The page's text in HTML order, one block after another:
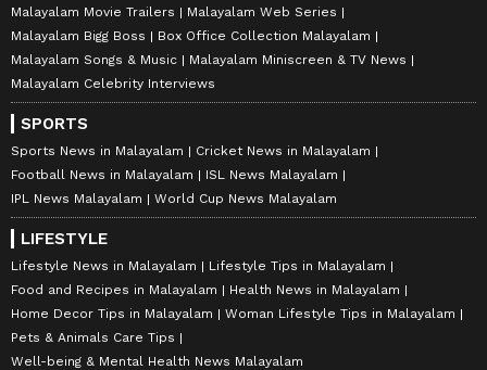
Malayalam Movie Trailers
Malayalam Web Series
Malayalam Bigg Boss
Box Office Collection Malayalam
Malayalam Songs & Music
Malayalam Miniscreen & TV News
Malayalam Celebrity Interviews
SPORTS
Sports News in Malayalam
Cricket News in Malayalam
Football News in Malayalam
ISL News Malayalam
IPL News Malayalam
World Cup News Malayalam
LIFESTYLE
Lifestyle News in Malayalam
Lifestyle Tips in Malayalam
Food and Recipes in Malayalam
Health News in Malayalam
Home Decor Tips in Malayalam
Woman Lifestyle Tips in Malayalam
Pets & Animals Care Tips
Well-being & Mental Health News Malayalam